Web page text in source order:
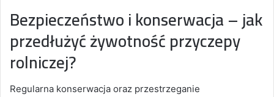
Bezpieczeństwo i konserwacja – jak
przedłużyć żywotność przyczepy
rolniczej?
Regularna konserwacja oraz przestrzeganie